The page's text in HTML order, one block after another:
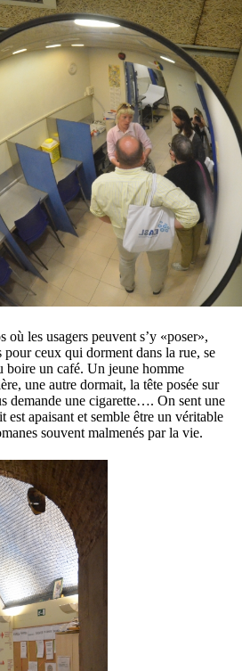
où les usagers peuvent s’y «poser»,
ceux qui dorment dans la rue, se
boire un café. Un jeune homme
une autre dormait, la tête posée sur
demande une cigarette…. On sent une
est apaisant et semble être un véritable
souvent malmenés par la vie.